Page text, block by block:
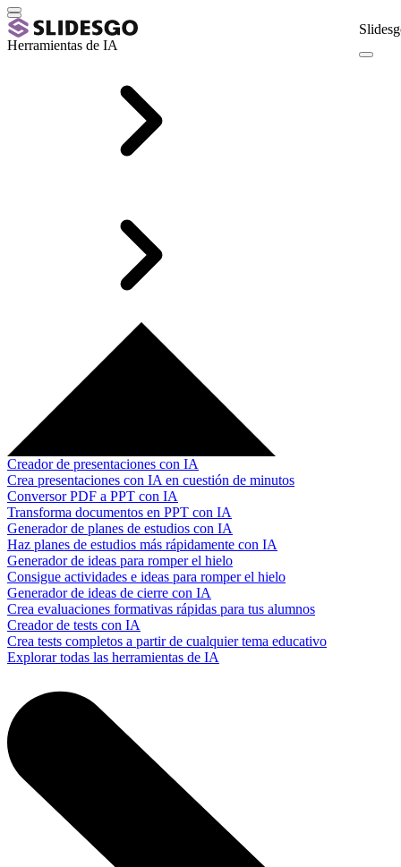
Herramientas de IA
Creador de presentaciones con IA
Crea presentaciones con IA en cuestión de minutos
Conversor PDF a PPT con IA
Transforma documentos en PPT con IA
Generador de planes de estudios con IA
Haz planes de estudios más rápidamente con IA
Generador de ideas para romper el hielo
Consigue actividades e ideas para romper el hielo
Generador de ideas de cierre con IA
Crea evaluaciones formativas rápidas para tus alumnos
Creador de tests con IA
Crea tests completos a partir de cualquier tema educativo
Explorar todas las herramientas de IA